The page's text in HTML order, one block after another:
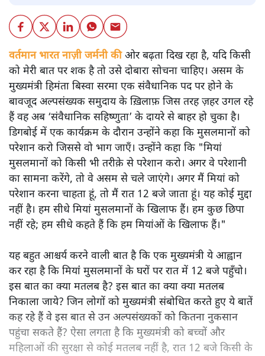
वर्तमान भारत नाज़ी जर्मनी कीओर बढ़ता दिख रहा है, यदि किसी
को मेरी बात पर शक है तो उसे दोबारा सोचना चाहिए। असम के
मुख्यमंत्री हिमंता बिस्वा सरमा एक संवैधानिक पद पर होने के
बावजूद अल्पसंख्यक समुदाय के ख़िलाफ़ जिस तरह ज़हर उगल रहे
हैं वह अब ‘संवैधानिक सहिष्णुता’ के दायरे से बाहर हो चुका है।
डिगबोई में एक कार्यक्रम के दौरान उन्होंने कहा कि मुसलमानों को
परेशान करो जिससे वो भाग जाएँ। उन्होंने कहा कि "मियां
मुसलमानों को किसी भी तरीक़े से परेशान करो। अगर वे परेशानी
का सामना करेंगे, तो वे असम से चले जाएंगे। अगर मैं मियां को
परेशान करना चाहता हूं, तो मैं रात 12 बजे जाता हूं। यह कोई मुद्दा
नहीं है। हम सीधे मियां मुसलमानों के खिलाफ हैं। हम कुछ छिपा
नहीं रहे; हम सीधे कहते हैं कि हम मियांओं के खिलाफ हैं।"
यह बहुत आश्चर्य करने वाली बात है कि एक मुख्यमंत्री ये आह्वान
कर रहा है कि मियांं मुसलमानों के घरों पर रात में 12 बजे पहुँचो।
इस बात का क्या मतलब है? इस बात का क्या क्या मतलब
निकाला जाये? जिन लोगों को मुख्यमंत्री संबोधित करते हुए ये बातें
कह रहे हैं वे इस बात से उन अल्पसंख्यकों को कितना नुकसान
पहुंचा सकते हैं? ऐसा लगता है कि मुख्यमंत्री को बच्चों और
महिलाओं की सुरक्षा से कोई मतलब नहीं है, रात 12 बजे किसी के